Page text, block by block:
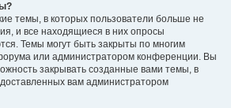
темы, в которых пользователи больше не
и все находящиеся в них опросы
Темы могут быть закрыты по многим
или администратором конференции. Вы
закрывать созданные вами темы, в
вам администратором